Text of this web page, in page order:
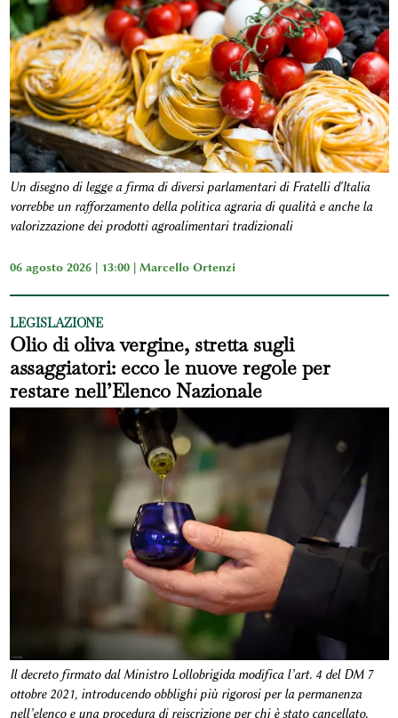
Un disegno di legge a firma di diversi parlamentari di Fratelli d'Italia
vorrebbe un rafforzamento della politica agraria di qualità e anche la
valorizzazione dei prodotti agroalimentari tradizionali
06 agosto 2026 | 13:00 | Marcello Ortenzi
LEGISLAZIONE
Olio di oliva vergine, stretta sugli
assaggiatori: ecco le nuove regole per
restare nell’Elenco Nazionale
Il decreto firmato dal Ministro Lollobrigida modifica l’art. 4 del DM 7
ottobre 2021, introducendo obblighi più rigorosi per la permanenza
nell’elenco e una procedura di reiscrizione per chi è stato cancellato.